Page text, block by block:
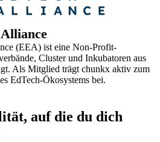
(EEA) ist eine Non-Profit-
Cluster und Inkubatoren aus
Als Mitglied trägt chunkx aktiv zum
EdTech-Ökosystems bei.
auf die du dich